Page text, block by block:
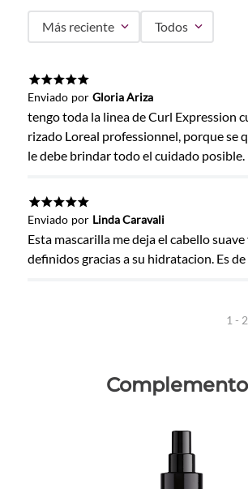
Título
Califica el producto de 1 a 5
Tu nombre
Dirección de email
ENVIAR COMENTARIO
Más reciente Todos
Enviado por Gloria Ariza
tengo toda la linea de Curl Expression
rizado Loreal professionnel, porque se
le debe brindar todo el cuidado posible.
Enviado por Linda Caravali
Esta mascarilla me deja el cabello
definidos gracias a su hidratacion. Es
1 -